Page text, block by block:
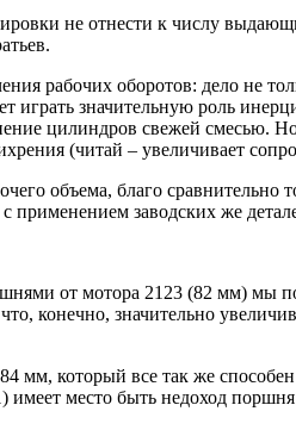
не отнести к числу
рабочих оборотов: дело не
значительную роль
цилиндров свежей смесью.
(читай – увеличивает
объема, благо сравнительно
применением заводских же
от мотора 2123 (82 мм) мы
конечно, значительно
мм, который все так же
имеет место быть недоход